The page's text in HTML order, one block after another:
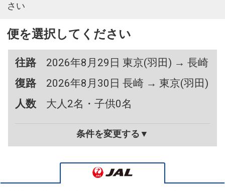
さい
便を選択してください
往路
2026年8月29日 東京(羽田) → 長崎
復路
2026年8月30日 長崎 → 東京(羽田)
人数
大人2名・子供0名
条件を変更する▼